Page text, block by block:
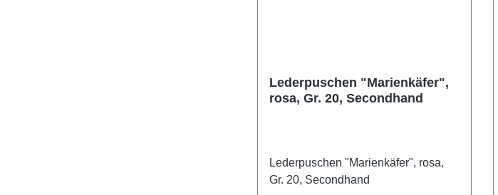
Lederpuschen "Marienkäfer",
rosa, Gr. 20, Secondhand
Lederpuschen "Marienkäfer", rosa,
Gr. 20, Secondhand